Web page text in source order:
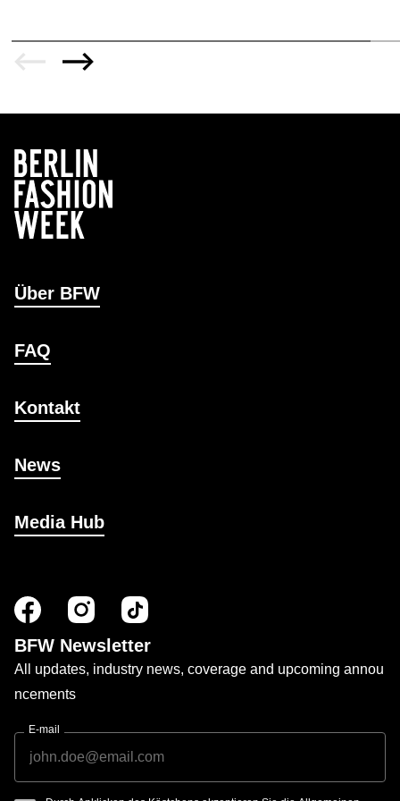
Über BFW
FAQ
Kontakt
News
Media Hub
BFW Newsletter
All updates, industry news, coverage and upcoming annou
ncements
E-mail